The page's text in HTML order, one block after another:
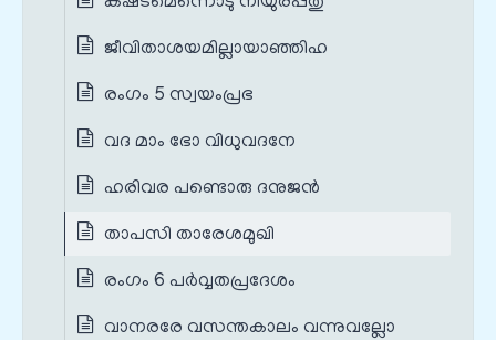
ജീവിതാശയമില്ലായാഞ്ഞിഹ
രംഗം 5 സ്വയം‌പ്രഭ
വദ മാം ഭോ വിധുവദനേ
ഹരിവര പണ്ടൊരു ദനുജന്‍
താപസി താരേശമുഖി
രംഗം 6 പർവ്വതപ്രദേശം
വാനരരേ വസന്തകാലം വന്നുവല്ലോ